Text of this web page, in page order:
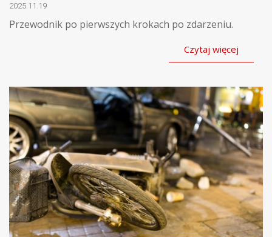
2025.11.19
Przewodnik po pierwszych krokach po zdarzeniu.
Czytaj więcej